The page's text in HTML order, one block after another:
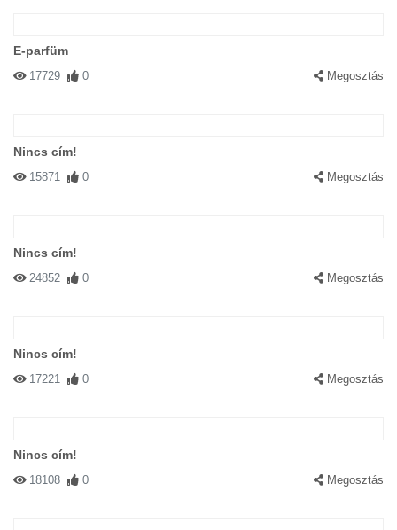
E-parfüm
17729 0 Megosztás
Nincs cím!
15871 0 Megosztás
Nincs cím!
24852 0 Megosztás
Nincs cím!
17221 0 Megosztás
Nincs cím!
18108 0 Megosztás